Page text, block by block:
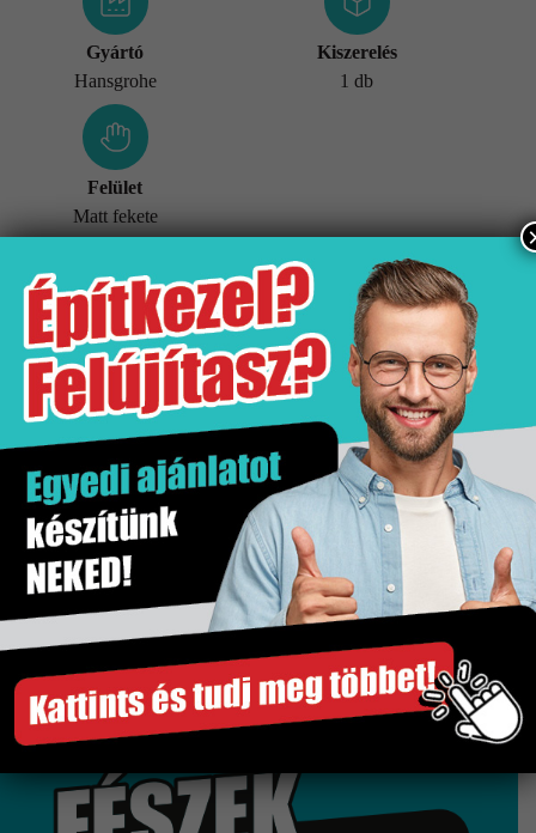
Gyártó
Hansgrohe
Kiszerelés
1 db
Felület
Matt fekete
További információk
Tömeg 5 kg
Értékesítési egység db
Felület Matt fekete
Gyártó Hansgrohe
Kiszerelés
Szakértő segítség
Gyors és megbízható szállítás
Több száz termék raktárról